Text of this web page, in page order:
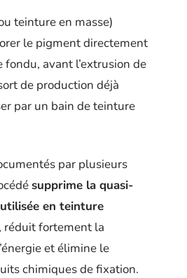
teinture en masse)
le pigment directement
avant l’extrusion de
de production déjà
par un bain de teinture
par plusieurs
supprime la quasi-
en teinture
, réduit fortement la
et élimine le
chimiques de fixation.